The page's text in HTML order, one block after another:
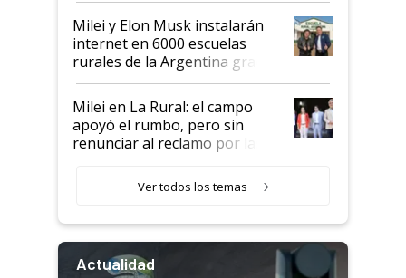
Milei y Elon Musk instalarán
internet en 6000 escuelas
rurales de la Argentina gracias
a un acuerdo con Starlink
Milei en La Rural: el campo
apoyó el rumbo, pero sin
renunciar al reclamo por las
Ver todos los temas
Actualidad